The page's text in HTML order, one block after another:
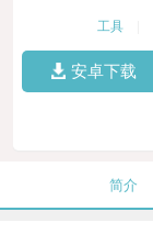
工具
安卓下载
简介